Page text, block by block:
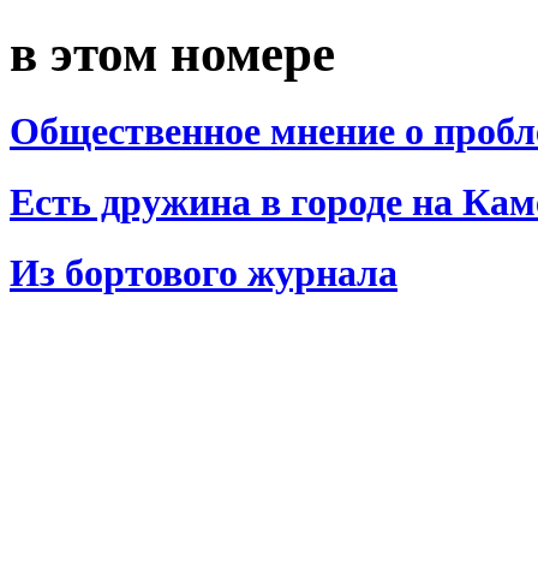
в этом номере
Общественное мнение о
Есть дружина в городе на
Из бортового журнала